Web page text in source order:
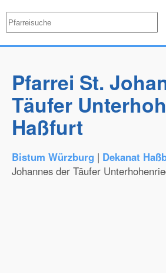
Pfarrei St.
Täufer
Haßfurt
Bistum Würzburg | Dekanat
Johannes der Täufer